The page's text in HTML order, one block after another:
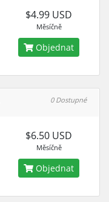
$4.99 USD
Měsíčně
Objednat
0 Dostupné
$6.50 USD
Měsíčně
Objednat